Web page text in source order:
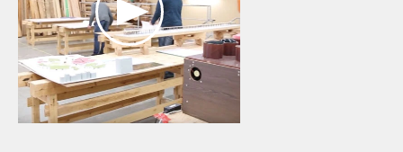
#大川沿い
#大阪北区中津まちづくりプロジェクト
#OCTWALKER#OCTは団体優勝も獲得！
#OCTフォトスタジオ(検図室)
#大西先生にアドバイスをもらう